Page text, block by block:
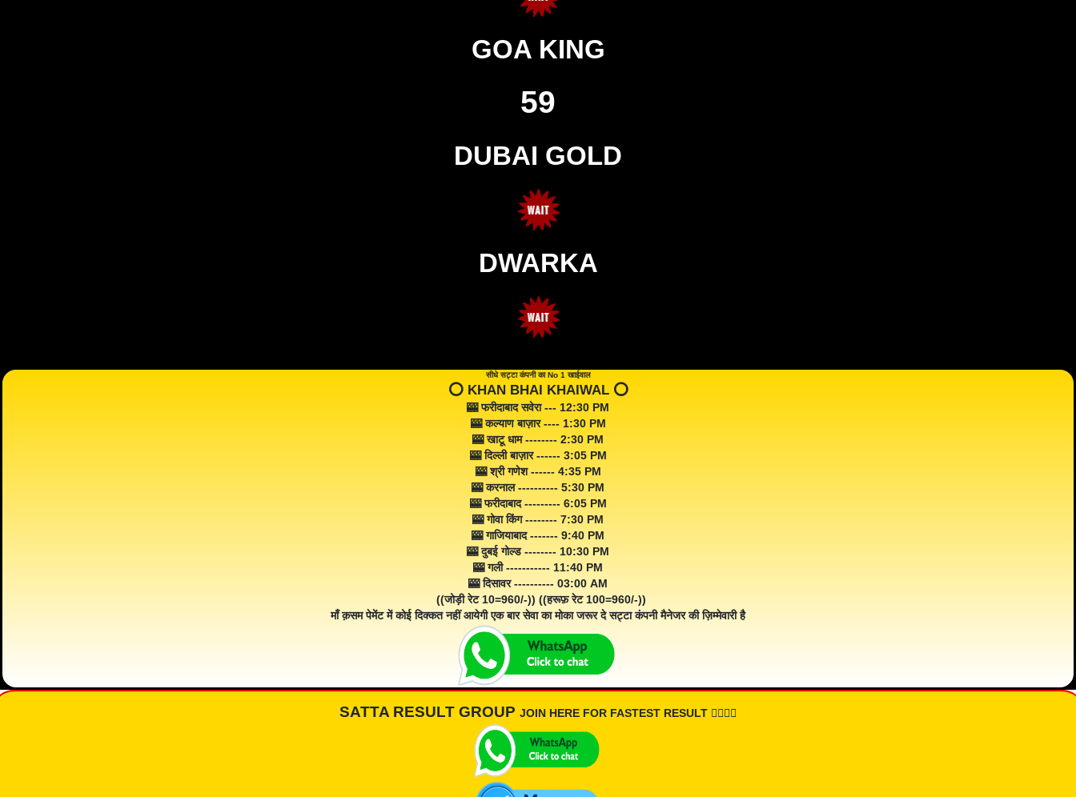
GOA KING
59
DUBAI GOLD
DWARKA
सीधे सट्टा कंपनी का No 1 खाईवाल
⭕️ KHAN BHAI KHAIWAL ⭕️
🎰 फरीदाबाद सवेरा --- 12:30 PM
🎰 कल्याण बाज़ार ---- 1:30 PM
🎰 खाटू धाम -------- 2:30 PM
🎰 दिल्ली बाज़ार ------ 3:05 PM
🎰 श्री गणेश ------ 4:35 PM
🎰 करनाल ---------- 5:30 PM
🎰 फरीदाबाद --------- 6:05 PM
🎰 गोवा किंग -------- 7:30 PM
🎰 गाजियाबाद ------- 9:40 PM
🎰 दुबई गोल्ड -------- 10:30 PM
🎰 गली ----------- 11:40 PM
🎰 दिसावर ---------- 03:00 AM
((जोड़ी रेट 10=960/-)) ((हरूफ़ रेट 100=960/-))
माँ क़सम पेमेंट में कोई दिक्कत नहीं आयेगी एक बार सेवा का मोका जरूर दे सट्टा कंपनी मैनेजर की ज़िम्मेवारी है
SATTA RESULT GROUP JOIN HERE FOR FASTEST RESULT 👇🏾👇🏾